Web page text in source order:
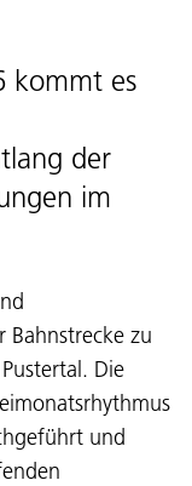
kommt es
der
im
Bahnstrecke zu
Die
und